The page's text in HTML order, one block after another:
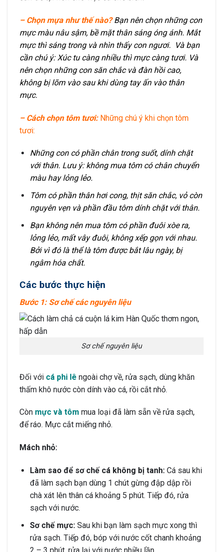
– Chọn mựa như thế nào? Bạn nên chọn những con
mực màu nâu sậm, bề mặt thân sáng óng ánh. Mắt
mực thì sáng trong và nhìn thấy con ngươi. Và bạn
cần chú ý: Xúc tu càng nhiều thì mực càng tươi. Và
nên chọn những con săn chắc và đàn hồi cao,
không bị lõm vào sau khi dùng tay ấn vào thân
mực.
– Cách chọn tôm tươi: Những chú ý khi chọn tôm
tươi:
Những con có phần chân trong suốt, dính chặt
với thân. Lưu ý: không mua tôm có chân chuyển
màu hay lỏng lẻo.
Tôm có phần thân hơi cong, thịt săn chắc, vỏ còn
nguyên vẹn và phần đầu tôm dính chặt với thân.
Bạn không nên mua tôm có phần đuôi xòe ra,
lỏng lẻo, mất vây đuôi, không xếp gọn với nhau.
Bởi vì đó là thể là tôm được bắt lâu ngày, bị
ngâm hóa chất.
Các bước thực hiện
Bước 1: Sơ chế các nguyên liệu
Sơ chế nguyên liệu
Đối với cá phi lê ngoài chợ về, rửa sạch, dùng khăn
thấm khô nước còn dính vào cá, rồi cắt nhỏ.
Còn mực và tôm mua loại đã làm sẵn về rửa sạch,
để ráo. Mực cắt miếng nhỏ.
Mách nhỏ:
Làm sao để sơ chế cá không bị tanh:Cá sau khi
đã làm sạch bạn dùng 1 chút gừng đập dập rồi
chà xát lên thân cá khoảng 5 phút. Tiếp đó, rửa
sạch với nước.
Sơ chế mực:Sau khi bạn làm sạch mực xong thì
rửa sạch. Tiếp đó, bóp với nước cốt chanh khoảng
2 – 3 phút, rửa lại với nước nhiều lần.